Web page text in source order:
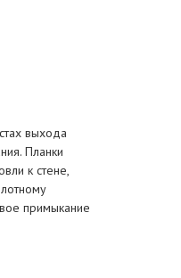
выхода
Планки
к стене,
примыкание